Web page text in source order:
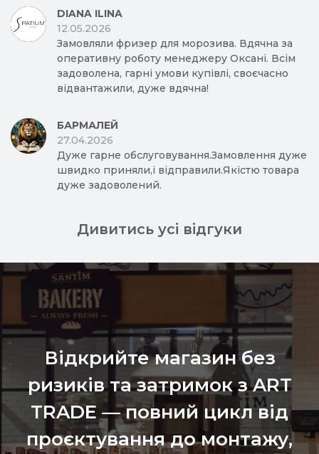
DIANA ILINA
12.05.2026
Замовляли фризер для морозива. Вдячна за
оперативну роботу менеджеру Оксані. Всім
задоволена, гарні умови купівлі, своєчасно
відвантажили, дуже вдячна!
БАРМАЛЕЙ
27.04.2026
Дуже гарне обслуговування.Замовлення дуже
швидко приняли,і відправили.Якістю товара
дуже задоволений.
Дивитись усі відгуки
Відкрийте магазин без
ризиків та затримок з ART
TRADE — повний цикл від
проєктування до монтажу,